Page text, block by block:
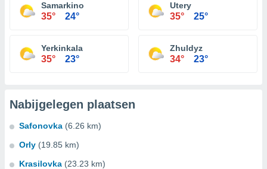
Samarkino
35° 24°
Utery
35° 25°
Yerkinkala
35° 23°
Zhuldyz
34° 23°
Nabijgelegen plaatsen
Safonovka (6.26 km)
Orly (19.85 km)
Krasilovka (23.23 km)